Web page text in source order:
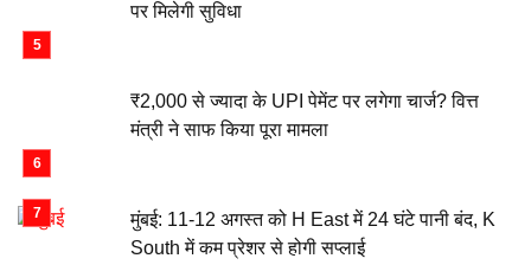
पर मिलेगी सुविधा
₹2,000 से ज्यादा के UPI पेमेंट पर लगेगा चार्ज? वित्त
मंत्री ने साफ किया पूरा मामला
मुंबई: 11-12 अगस्त को H East में 24 घंटे पानी बंद, K
South में कम प्रेशर से होगी सप्लाई